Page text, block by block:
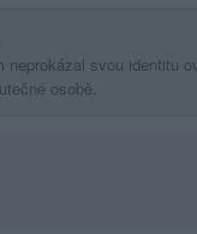
neprokázal svou identitu
osobě.